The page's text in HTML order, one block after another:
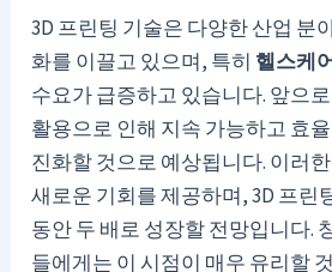
3D 프린팅 기술은 다양한 산업 분
화를 이끌고 있으며, 특히 헬스케
수요가 급증하고 있습니다. 앞으
활용으로 인해 지속 가능하고 효
진화할 것으로 예상됩니다. 이러
새로운 기회를 제공하며, 3D 프린
동안 두 배로 성장할 전망입니다.
들에게는 이 시점이 매우 유리할